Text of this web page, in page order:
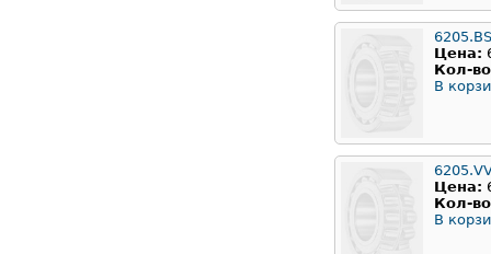
Цена:
Кол-
В
Цена:
Кол-
В